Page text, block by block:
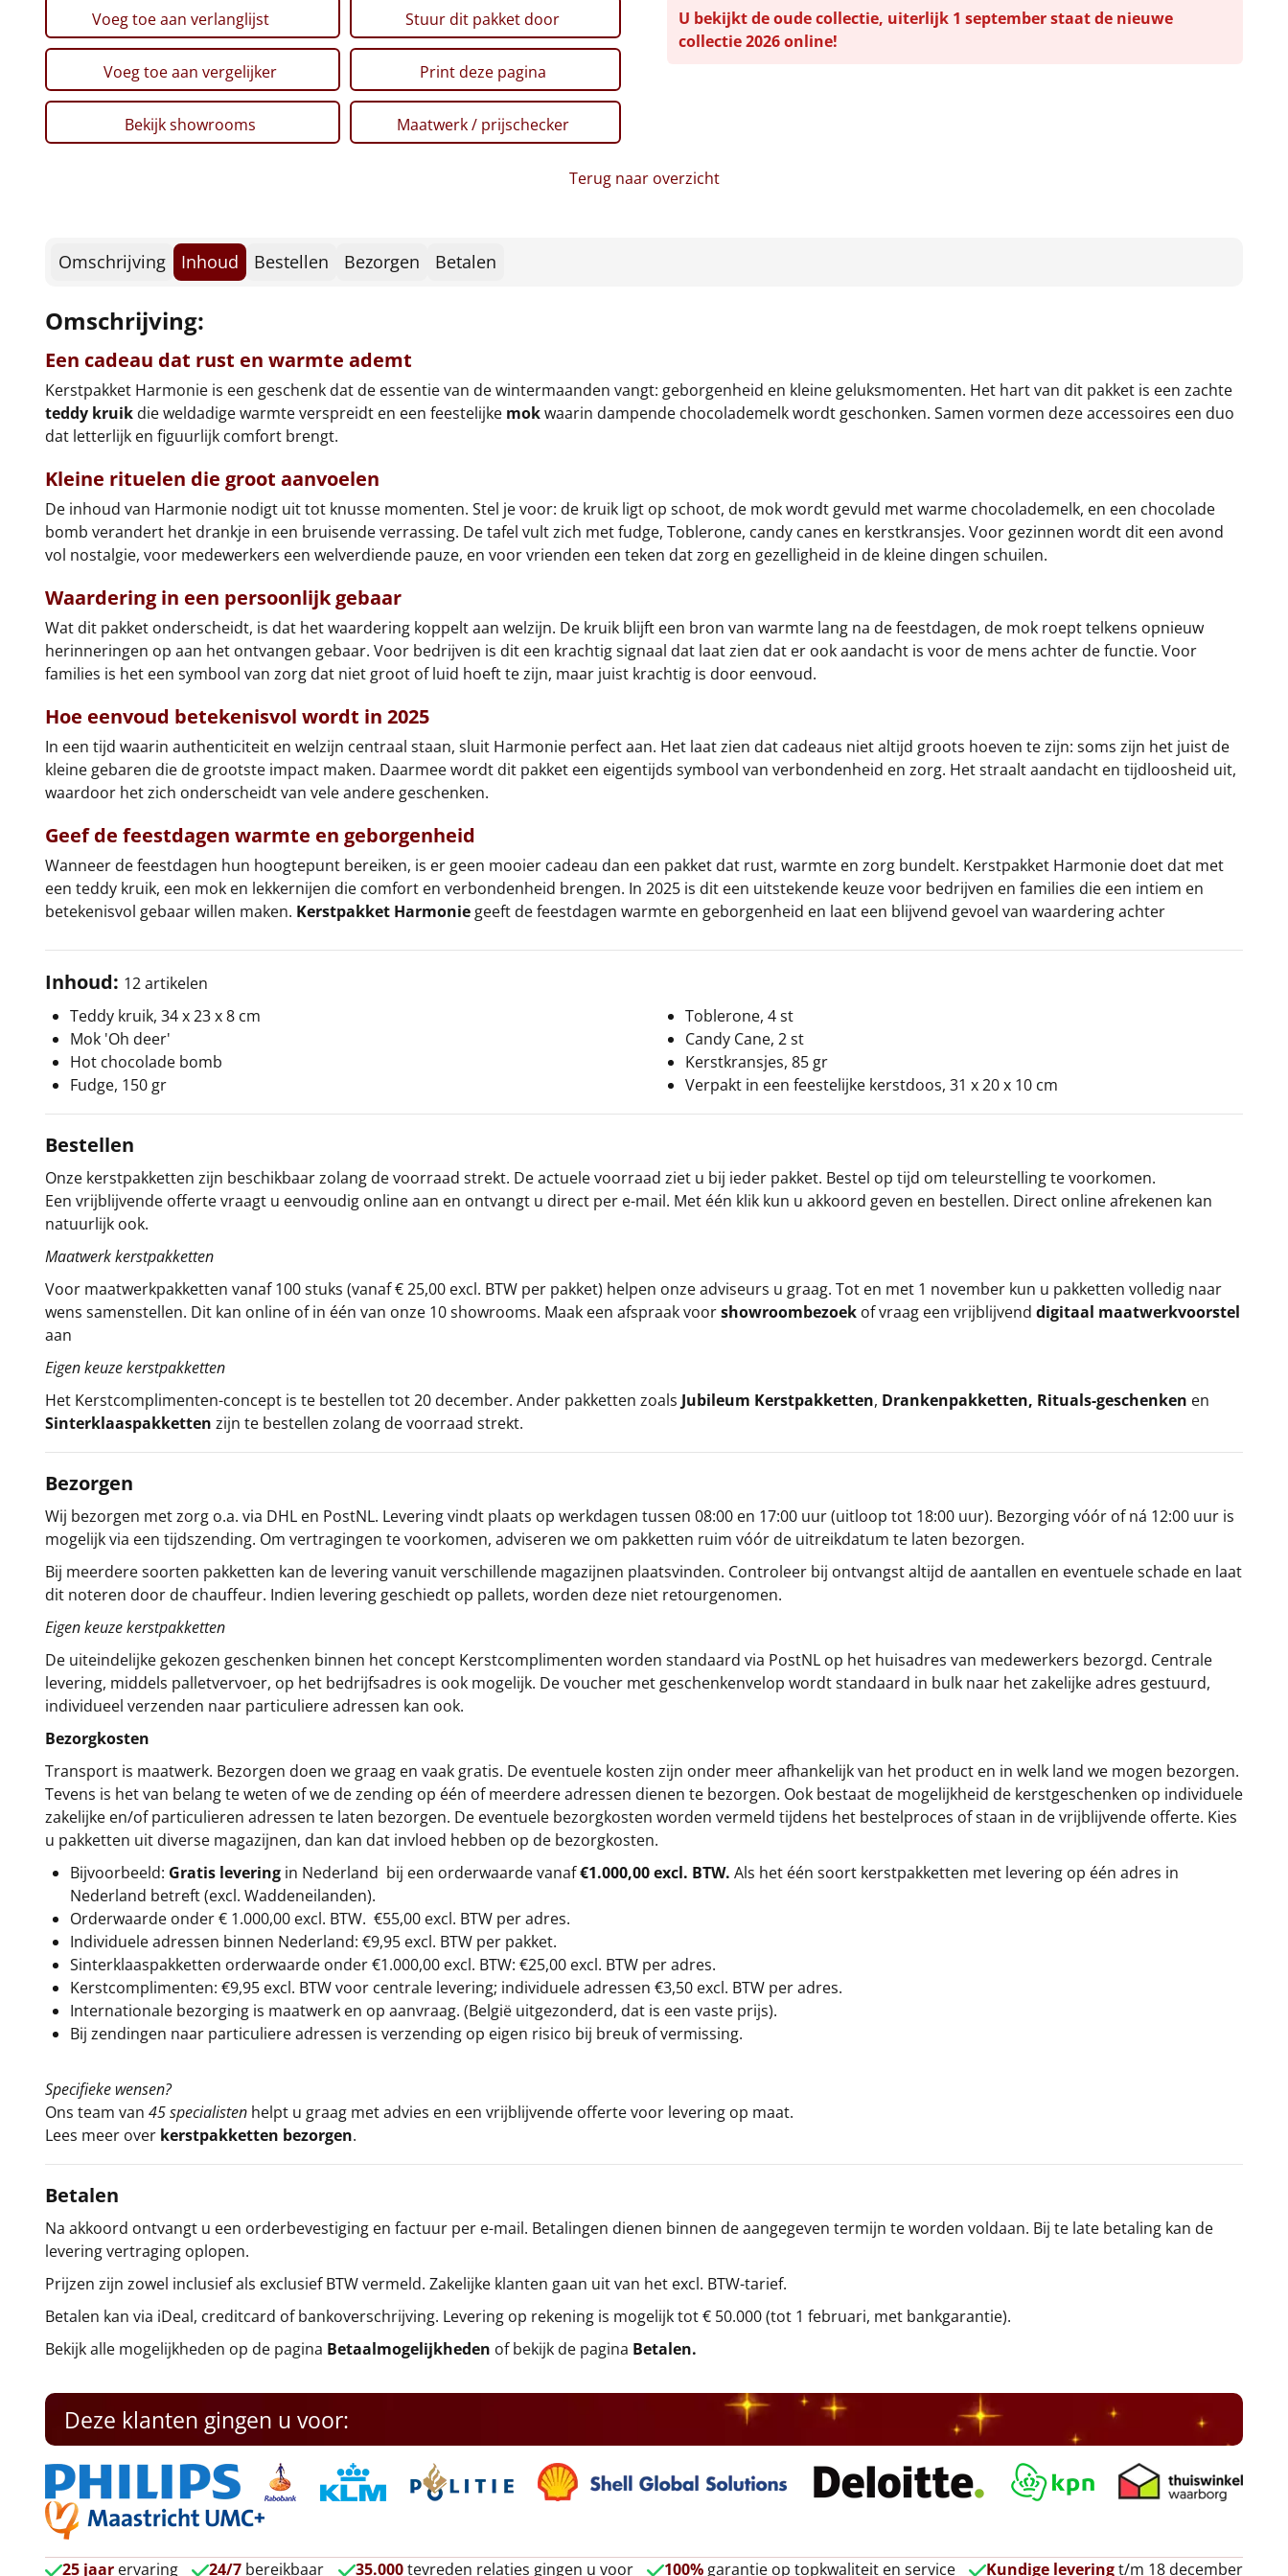
Voeg toe aan verlanglijst Stuur dit pakket door
Voeg toe aan vergelijker Print deze pagina
Bekijk showrooms Maatwerk / prijschecker
U bekijkt de oude collectie, uiterlijk 1 september staat de nieuwe
collectie 2026 online!
Terug naar overzicht
Omschrijving Inhoud Bestellen Bezorgen Betalen
Omschrijving:
Een cadeau dat rust en warmte ademt
Kerstpakket Harmonie is een geschenk dat de essentie van de wintermaanden vangt: geborgenheid en kleine geluksmomenten. Het hart van dit pakket is een zachte
teddy kruik die weldadige warmte verspreidt en een feestelijke mokwaarin dampende chocolademelk wordt geschonken. Samen vormen deze accessoires een duo
dat letterlijk en figuurlijk comfort brengt.
Kleine rituelen die groot aanvoelen
De inhoud van Harmonie nodigt uit tot knusse momenten. Stel je voor: de kruik ligt op schoot, de mok wordt gevuld met warme chocolademelk, en een chocolade
bomb verandert het drankje in een bruisende verrassing. De tafel vult zich met fudge, Toblerone, candy canes en kerstkransjes. Voor gezinnen wordt dit een avond
vol nostalgie, voor medewerkers een welverdiende pauze, en voor vrienden een teken dat zorg en gezelligheid in de kleine dingen schuilen.
Waardering in een persoonlijk gebaar
Wat dit pakket onderscheidt, is dat het waardering koppelt aan welzijn. De kruik blijft een bron van warmte lang na de feestdagen, de mok roept telkens opnieuw
herinneringen op aan het ontvangen gebaar. Voor bedrijven is dit een krachtig signaal dat laat zien dat er ook aandacht is voor de mens achter de functie. Voor
families is het een symbool van zorg dat niet groot of luid hoeft te zijn, maar juist krachtig is door eenvoud.
Hoe eenvoud betekenisvol wordt in 2025
In een tijd waarin authenticiteit en welzijn centraal staan, sluit Harmonie perfect aan. Het laat zien dat cadeaus niet altijd groots hoeven te zijn: soms zijn het juist de
kleine gebaren die de grootste impact maken. Daarmee wordt dit pakket een eigentijds symbool van verbondenheid en zorg. Het straalt aandacht en tijdloosheid uit,
waardoor het zich onderscheidt van vele andere geschenken.
Geef de feestdagen warmte en geborgenheid
Wanneer de feestdagen hun hoogtepunt bereiken, is er geen mooier cadeau dan een pakket dat rust, warmte en zorg bundelt. Kerstpakket Harmonie doet dat met
een teddy kruik, een mok en lekkernijen die comfort en verbondenheid brengen. In 2025 is dit een uitstekende keuze voor bedrijven en families die een intiem en
betekenisvol gebaar willen maken. Kerstpakket Harmonie geeft de feestdagen warmte en geborgenheid en laat een blijvend gevoel van waardering achter
Inhoud: 12 artikelen
Teddy kruik, 34 x 23 x 8 cm
Mok 'Oh deer'
Hot chocolade bomb
Fudge, 150 gr
Toblerone, 4 st
Candy Cane, 2 st
Kerstkransjes, 85 gr
Verpakt in een feestelijke kerstdoos, 31 x 20 x 10 cm
Bestellen
Onze kerstpakketten zijn beschikbaar zolang de voorraad strekt. De actuele voorraad ziet u bij ieder pakket. Bestel op tijd om teleurstelling te voorkomen.
Een vrijblijvende offerte vraagt u eenvoudig online aan en ontvangt u direct per e-mail. Met één klik kun u akkoord geven en bestellen. Direct online afrekenen kan
natuurlijk ook.
Maatwerk kerstpakketten
Voor maatwerkpakketten vanaf 100 stuks (vanaf € 25,00 excl. BTW per pakket) helpen onze adviseurs u graag. Tot en met 1 november kun u pakketten volledig naar
wens samenstellen. Dit kan online of in één van onze 10 showrooms. Maak een afspraak voorshowroombezoek of vraag een vrijblijvend digitaal maatwerkvoorstel
aan
Eigen keuze kerstpakketten
Het Kerstcomplimenten-concept is te bestellen tot 20 december. Ander pakketten zoals Jubileum Kerstpakketten, Drankenpakketten, Rituals-geschenken en
Sinterklaaspakketten zijn te bestellen zolang de voorraad strekt.
Bezorgen
Wij bezorgen met zorg o.a. via DHL en PostNL. Levering vindt plaats op werkdagen tussen 08:00 en 17:00 uur (uitloop tot 18:00 uur). Bezorging vóór of ná 12:00 uur is
mogelijk via een tijdszending. Om vertragingen te voorkomen, adviseren we om pakketten ruim vóór de uitreikdatum te laten bezorgen.
Bij meerdere soorten pakketten kan de levering vanuit verschillende magazijnen plaatsvinden. Controleer bij ontvangst altijd de aantallen en eventuele schade en laat
dit noteren door de chauffeur. Indien levering geschiedt op pallets, worden deze niet retourgenomen.
Eigen keuze kerstpakketten
De uiteindelijke gekozen geschenken binnen het concept Kerstcomplimenten worden standaard via PostNL op het huisadres van medewerkers bezorgd. Centrale
levering, middels palletvervoer, op het bedrijfsadres is ook mogelijk. De voucher met geschenkenvelop wordt standaard in bulk naar het zakelijke adres gestuurd,
individueel verzenden naar particuliere adressen kan ook.
Bezorgkosten
Transport is maatwerk. Bezorgen doen we graag en vaak gratis. De eventuele kosten zijn onder meer afhankelijk van het product en in welk land we mogen bezorgen.
Tevens is het van belang te weten of we de zending op één of meerdere adressen dienen te bezorgen. Ook bestaat de mogelijkheid de kerstgeschenken op individuele
zakelijke en/of particulieren adressen te laten bezorgen. De eventuele bezorgkosten worden vermeld tijdens het bestelproces of staan in de vrijblijvende offerte. Kies
u pakketten uit diverse magazijnen, dan kan dat invloed hebben op de bezorgkosten.
Bijvoorbeeld: Gratis levering in Nederland bij een orderwaarde vanaf€1.000,00 excl. BTW. Als het één soort kerstpakketten met levering op één adres in
Nederland betreft (excl. Waddeneilanden).
Orderwaarde onder € 1.000,00 excl. BTW. €55,00 excl. BTW per adres.
Individuele adressen binnen Nederland: €9,95 excl. BTW per pakket.
Sinterklaaspakketten orderwaarde onder €1.000,00 excl. BTW: €25,00 excl. BTW per adres.
Kerstcomplimenten: €9,95 excl. BTW voor centrale levering; individuele adressen €3,50 excl. BTW per adres.
Internationale bezorging is maatwerk en op aanvraag. (België uitgezonderd, dat is een vaste prijs).
Bij zendingen naar particuliere adressen is verzending op eigen risico bij breuk of vermissing.
Specifieke wensen?
Ons team van 45 specialisten helpt u graag met advies en een vrijblijvende offerte voor levering op maat.
Lees meer over kerstpakketten bezorgen.
Betalen
Na akkoord ontvangt u een orderbevestiging en factuur per e-mail. Betalingen dienen binnen de aangegeven termijn te worden voldaan. Bij te late betaling kan de
levering vertraging oplopen.
Prijzen zijn zowel inclusief als exclusief BTW vermeld. Zakelijke klanten gaan uit van het excl. BTW-tarief.
Betalen kan via iDeal, creditcard of bankoverschrijving. Levering op rekening is mogelijk tot € 50.000 (tot 1 februari, met bankgarantie).
Bekijk alle mogelijkheden op de pagina Betaalmogelijkheden of bekijk de pagina Betalen.
Deze klanten gingen u voor:
25 jaar ervaring 24/7 bereikbaar 35.000tevreden relaties gingen u voor 100%garantie op topkwaliteit en service Kundige leveringt/m 18 december